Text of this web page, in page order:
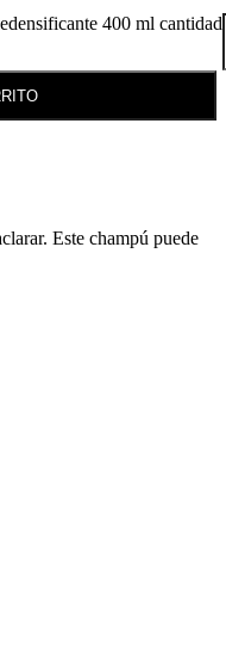
400 ml cantidad
Este champú puede